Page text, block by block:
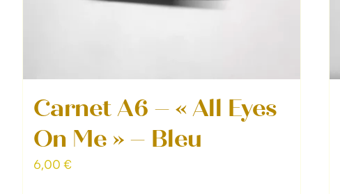
Carnet A6 – « All Eyes
On Me » – Bleu
6,00 €